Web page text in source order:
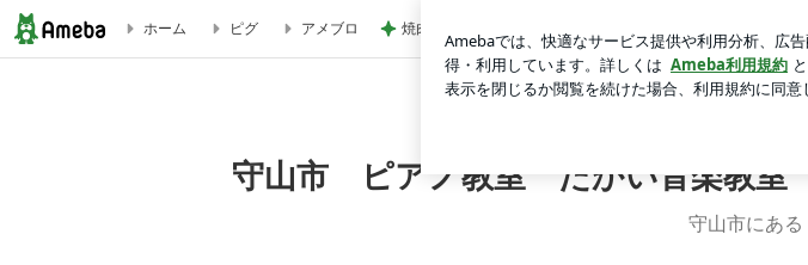
2026/06/03 | 守山市 ピアノ教室 たかい音楽教室 大人の音楽教室 エレクトーン教室
ホーム ピグ アメブロ 焼肉きんぐで暴食し増えた500g
守山市 ピアノ教室 たかい音楽教
守山市にあ